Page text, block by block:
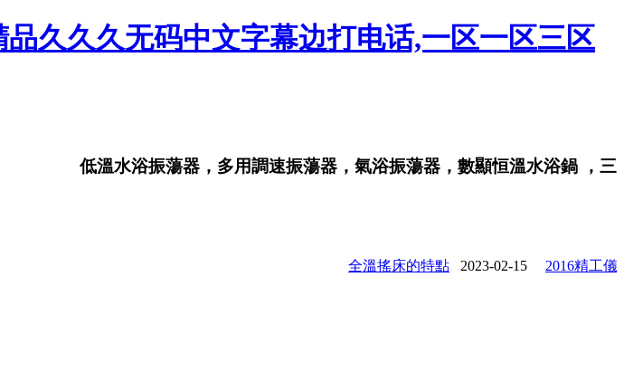
久久久无码中文字幕边打电话,一区一区三区
低溫水浴振蕩器，多用調速振蕩器，氣浴振蕩器，數顯恒溫水浴鍋 ，三用
全溫搖床的特點 2023-02-15 2016精工儀器